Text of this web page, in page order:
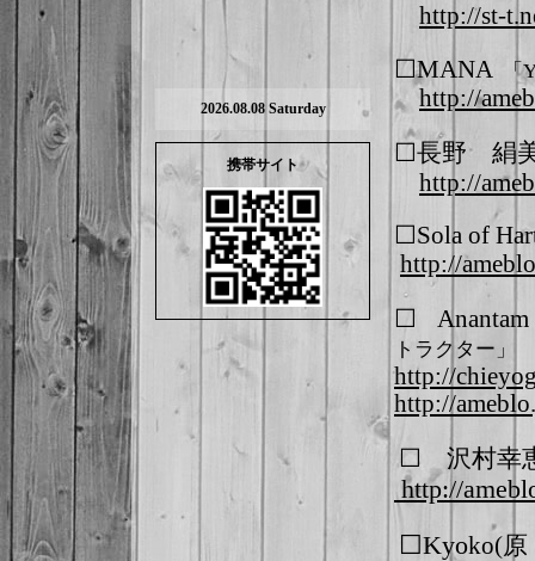
http://st-
☐MANA 「
http://
☐長野
http://
☐Sola of
http://
☐
トラクター」
http://
http://
☐ 沢村
http://
☐Kyoko(
2026.08.08 Saturday
携帯サイト